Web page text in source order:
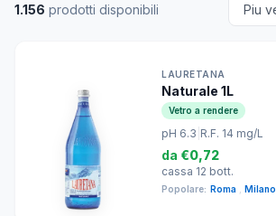
1.156 prodotti disponibili
LAURETANA
Naturale 1L
Vetro a rendere
pH 6.3 R.F. 14 mg/L
da €0,72
cassa 12 bott.
Popolare: Roma Milano